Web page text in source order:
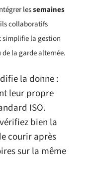
lessemaines
collaboratifs
simplifie la gestion
la garde alternée.
la donne :
leur propre
ISO.
bien la
courir après
sur la même